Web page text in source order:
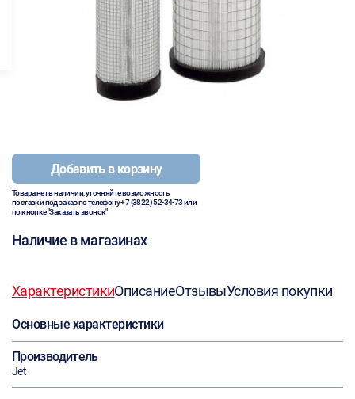
Добавить в корзину
Товара нет в наличии, уточняйте возможность
поставки под заказ по телефону+7 (3822) 52-34-73или
по кнопке "Заказать звонок"
Наличие в магазинах
ХарактеристикиОписаниеОтзывыУсловия покупки
Основные характеристики
Производитель
Jet